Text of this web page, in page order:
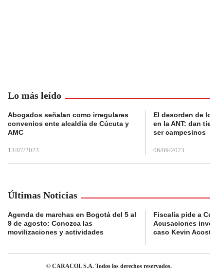
Lo más leído
Abogados señalan como irregulares
convenios ente alcaldía de Cúcuta y
AMC
13/07/2023
El desorden de
en la ANT: dan
ser campesinos
06/09/2023
Últimas Noticias
Agenda de marchas en Bogotá del 5 al
9 de agosto: Conozca las
movilizaciones y actividades
Fiscalía pide a
Acusaciones
caso Kevin Acosta
© CARACOL S.A. Todos los derechos reservados.